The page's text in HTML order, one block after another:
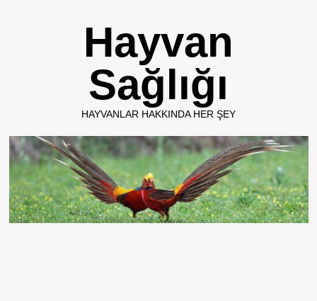
Hayvan
Sağlığı
HAYVANLAR HAKKINDA HER ŞEY